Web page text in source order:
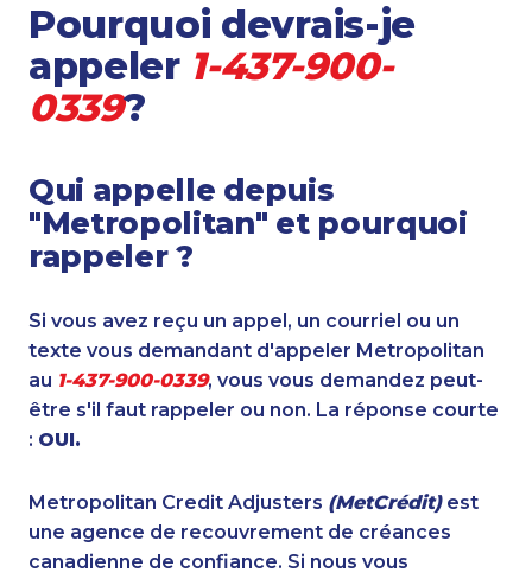
Pourquoi devrais-je
appeler 1-437-900-
0339?
Qui appelle depuis
"Metropolitan" et pourquoi
rappeler ?
Si vous avez reçu un appel, un courriel ou un
texte vous demandant d'appeler Metropolitan
au 1-437-900-0339, vous vous demandez peut-
être s'il faut rappeler ou non. La réponse courte
: OUI.
Metropolitan Credit Adjusters (MetCrédit)est
une agence de recouvrement de créances
canadienne de confiance. Si nous vous